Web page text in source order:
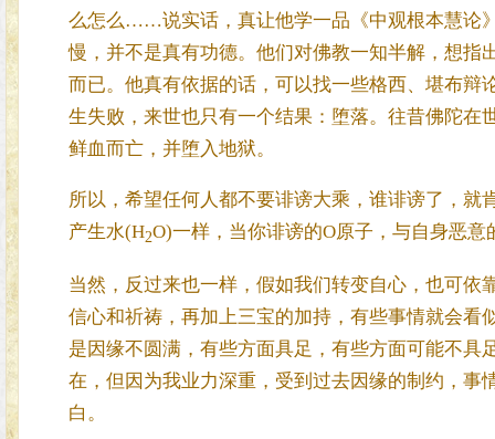
么怎么……说实话，真让他学一品《中观根本慧论
慢，并不是真有功德。他们对佛教一知半解，想指
而已。他真有依据的话，可以找一些格西、堪布辩
生失败，来世也只有一个结果：堕落。往昔佛陀在
鲜血而亡，并堕入地狱。
所以，希望任何人都不要诽谤大乘，谁诽谤了，就
产生水(H2O)一样，当你诽谤的O原子，与自身恶
当然，反过来也一样，假如我们转变自心，也可
信心和祈祷，再加上三宝的加持，有些事情就会看
是因缘不圆满，有些方面具足，有些方面可能不
在，但因为我业力深重，受到过去因缘的制约，事
白。